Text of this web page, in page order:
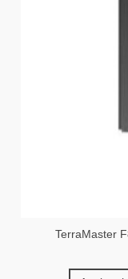
TerraMaster